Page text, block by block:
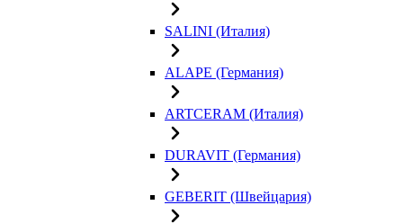
SALINI (Италия)
ALAPE (Германия)
ARTCERAM (Италия)
DURAVIT (Германия)
GEBERIT (Швейцария)